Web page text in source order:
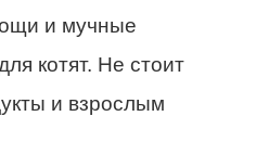
и мучные
котят. Не стоит
и взрослым